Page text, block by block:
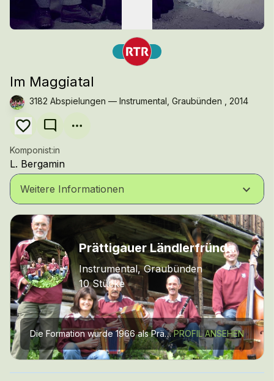
Im Maggiatal
3182 Abspielungen — Instrumental, Graubünden , 2014
mode_comment
Komponist:in
L. Bergamin
Weitere Informationen keyboard_arrow_down
Prättigauer Ländlerfründa
Instrumental, Graubünden
10 Stücke
Die Formation wurde 1966 als Prättigauer Ländlerquintett gegründet. Mit 2 Klarinetten, 2 Schwyzerörgeli und Bass spielten die jungen Musikanten in der typischen Bündner Besetzung. Sie... PROFIL ANSEHEN